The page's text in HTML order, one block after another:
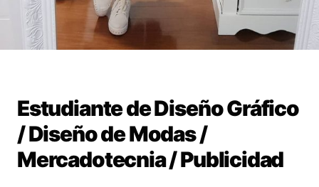
Estudiante de Diseño Gráfico
/ Diseño de Modas /
Mercadotecnia / Publicidad